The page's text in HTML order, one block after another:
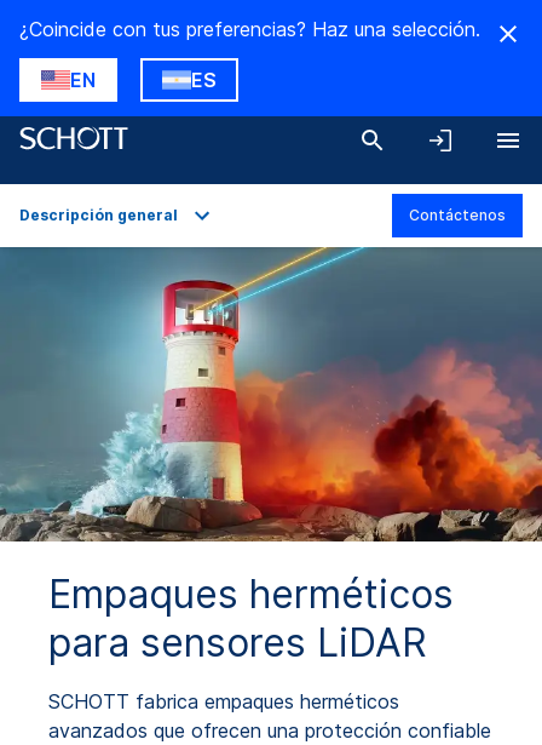
¿Coincide con tus preferencias? Haz una selección.
EN ES
Descripción general
Variantes del producto
Descargas
Descripción general Contáctenos
Empaques herméticos
para sensores LiDAR
SCHOTT fabrica empaques herméticos
avanzados que ofrecen una protección confiable